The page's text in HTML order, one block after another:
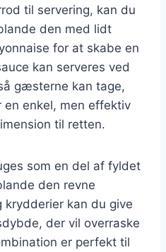
til servering, kan du
den med lidt
for at skabe en
kan serveres ved
gæsterne kan tage,
en enkel, men effektiv
til retten.
som en del af fyldet
den revne
kan du give
der vil overraske
er perfekt til